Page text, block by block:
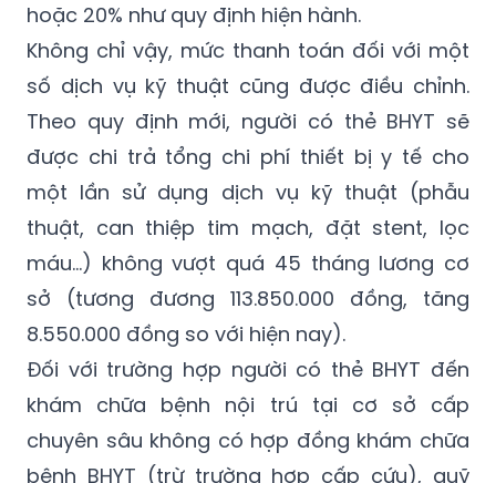
hoặc 20% như quy định hiện hành.
Không chỉ vậy, mức thanh toán đối với một
số dịch vụ kỹ thuật cũng được điều chỉnh.
Theo quy định mới, người có thẻ BHYT sẽ
được chi trả tổng chi phí thiết bị y tế cho
một lần sử dụng dịch vụ kỹ thuật (phẫu
thuật, can thiệp tim mạch, đặt stent, lọc
máu...) không vượt quá 45 tháng lương cơ
sở (tương đương 113.850.000 đồng, tăng
8.550.000 đồng so với hiện nay).
Đối với trường hợp người có thẻ BHYT đến
khám chữa bệnh nội trú tại cơ sở cấp
chuyên sâu không có hợp đồng khám chữa
bệnh BHYT (trừ trường hợp cấp cứu), quỹ